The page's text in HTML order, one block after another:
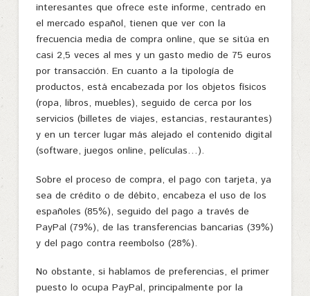
interesantes que ofrece este informe, centrado en
el mercado español, tienen que ver con la
frecuencia media de compra online, que se sitúa en
casi 2,5 veces al mes y un gasto medio de 75 euros
por transacción. En cuanto a la tipología de
productos, está encabezada por los objetos físicos
(ropa, libros, muebles), seguido de cerca por los
servicios (billetes de viajes, estancias, restaurantes)
y en un tercer lugar más alejado el contenido digital
(software, juegos online, películas…).
Sobre el proceso de compra, el pago con tarjeta, ya
sea de crédito o de débito, encabeza el uso de los
españoles (85%), seguido del pago a través de
PayPal (79%), de las transferencias bancarias (39%)
y del pago contra reembolso (28%).
No obstante, si hablamos de preferencias, el primer
puesto lo ocupa PayPal, principalmente por la